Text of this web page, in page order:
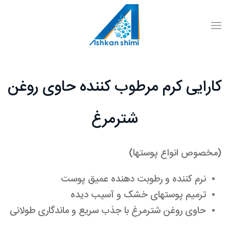
کارایی کرم مرطوب کننده حاوی روغن
شترمرغ
(مخصوص انواع پوستها)
نرم کننده و رطوبت دهنده عمیق پوست
ترمیم پوستهای خشک و آسیب دیده
حاوی روغن شترمرغ با جذب سریع و ماندگاری طولانی